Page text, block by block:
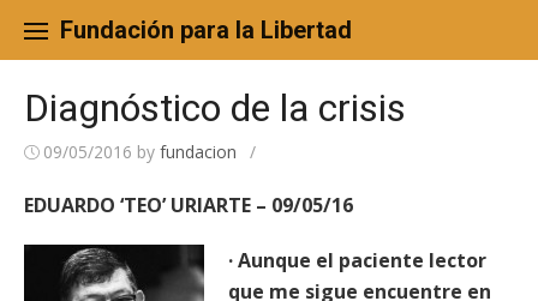
content
Fundación para la Libertad
Diagnóstico de la crisis
09/05/2016 by fundacion /
EDUARDO ‘TEO’ URIARTE – 09/05/16
· Aunque el paciente lector
que me sigue encuentre en